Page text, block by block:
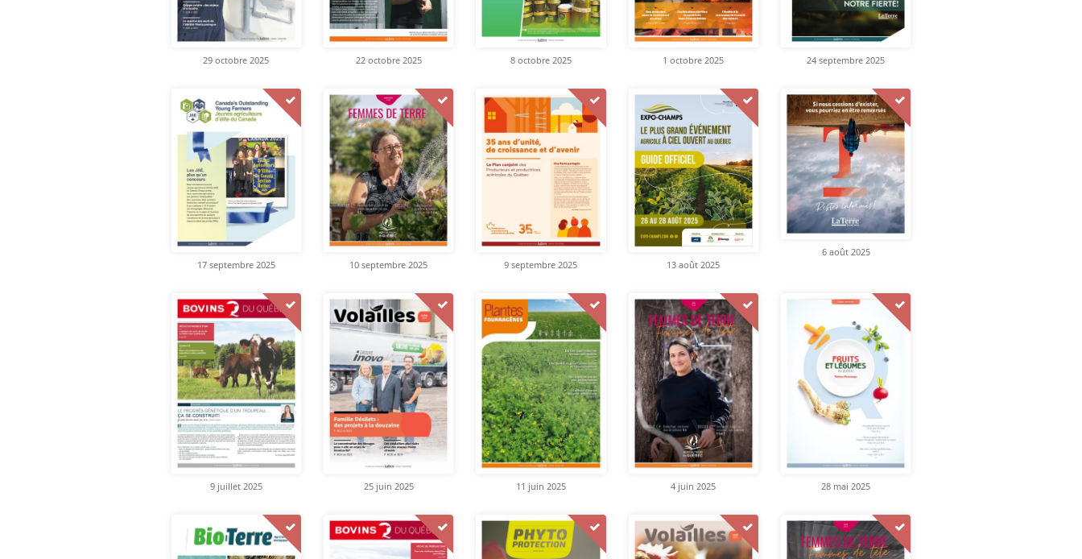
29 octobre 2025 22 octobre 2025 8 octobre 2025 1 octobre 2025 24 septembre 2025
17 septembre 2025 10 septembre 2025 9 septembre 2025 13 août 2025
6 août 2025
9 juillet 2025 25 juin 2025 11 juin 2025 4 juin 2025 28 mai 2025